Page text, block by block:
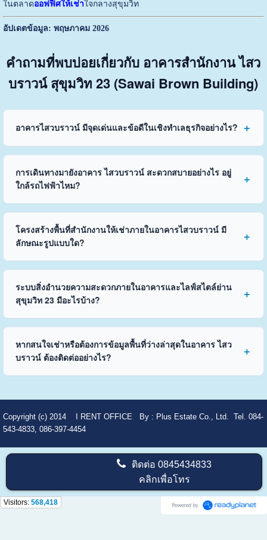
ในตลาดออฟฟิศให้เช่าใจกลางสุขุมวิท
อัปเดตข้อมูล: พฤษภาคม 2026
คำถามที่พบบ่อยเกี่ยวกับ อาคารสำนักงาน ไสว
บราวน์ สุขุมวิท 23 (Sawai Brown Building)
อาคารไสวบราวน์ มีจุดเด่นและข้อดีในเชิงทำเลธุรกิจอย่างไร?
การเดินทางมายังอาคาร ไสวบราวน์ สะดวกสบายอย่างไร อยู่
ใกล้รถไฟฟ้าไหม?
โครงสร้างพื้นที่สำนักงานให้เช่าภายในอาคารไสวบราวน์ มี
ลักษณะรูปแบบใด?
ระบบสิ่งอำนวยความสะดวกภายในอาคารและไลฟ์สไตล์ย่าน
สุขุมวิท 23 มีอะไรบ้าง?
หากสนใจเช่าหรือต้องการข้อมูลพื้นที่ว่างล่าสุดในอาคาร ไสว
บราวน์ ต้องติดต่ออย่างไร?
Copyright (c) 2014 I RENT OFFICE By : Plus Estate Co., Ltd. Tel. 084-
543-4833, 086-397-4454
ติดต่อ0845434833
คลิกเพื่อโทร
Visitors: 568,418